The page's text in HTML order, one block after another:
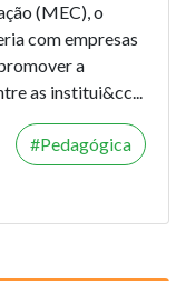
(MEC), o
com empresas
a
as institui&cc...
Pedagógica